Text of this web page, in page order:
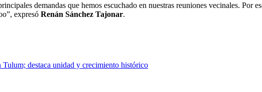
demandas que hemos escuchado en nuestras reuniones vecinales. Por
expresó Renán Sánchez Tajonar.
Tulum; destaca unidad y crecimiento histórico